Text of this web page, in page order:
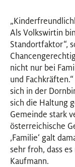
Als Volkswirtin
Standortfaktor“,
nicht nur bei
und
sich in der
sich die Haltung
Gemeinde stark
österreichische
‚Familie‘ galt
sehr froh, dass
Kaufmann.